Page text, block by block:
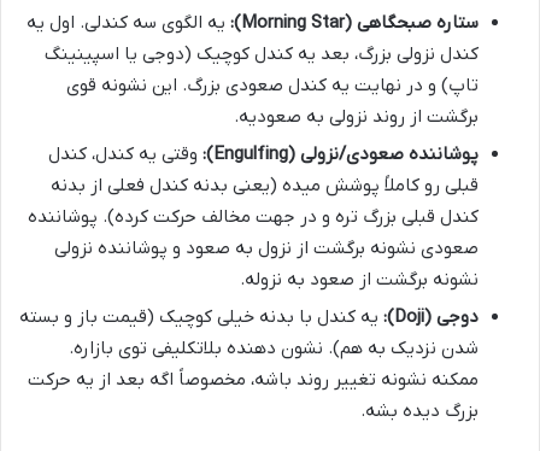
ستاره صبحگاهی (Morning Star):
یه الگوی سه کندلی. اول یه
کندل نزولی بزرگ، بعد یه کندل کوچیک (دوجی یا اسپینینگ
تاپ) و در نهایت یه کندل صعودی بزرگ. این نشونه قوی
برگشت از روند نزولی به صعودیه.
پوشاننده صعودی/نزولی (Engulfing):
وقتی یه کندل، کندل
قبلی رو کاملاً پوشش میده (یعنی بدنه کندل فعلی از بدنه
کندل قبلی بزرگ تره و در جهت مخالف حرکت کرده). پوشاننده
صعودی نشونه برگشت از نزول به صعود و پوشاننده نزولی
نشونه برگشت از صعود به نزوله.
دوجی (Doji):
یه کندل با بدنه خیلی کوچیک (قیمت باز و بسته
شدن نزدیک به هم). نشون دهنده بلاتکلیفی توی بازاره.
ممکنه نشونه تغییر روند باشه، مخصوصاً اگه بعد از یه حرکت
بزرگ دیده بشه.